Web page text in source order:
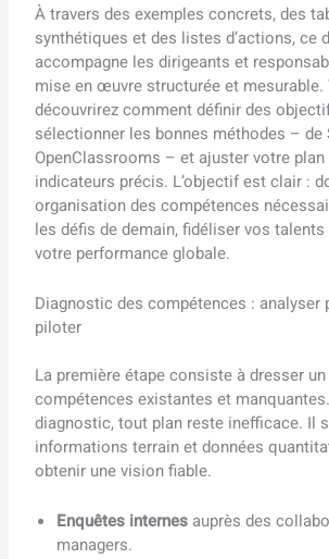
À travers des exemples concrets, des
synthétiques et des listes d’actions, ce
accompagne les dirigeants et
mise en œuvre structurée et mesurable.
découvrirez comment définir des
sélectionner les bonnes méthodes –
OpenClassrooms – et ajuster votre plan
indicateurs précis. L’objectif est clair :
organisation des compétences
les défis de demain, fidéliser vos
votre performance globale.
Diagnostic des compétences : analyser
piloter
La première étape consiste à dresser
compétences existantes et
diagnostic, tout plan reste inefficace. Il
informations terrain et données
obtenir une vision fiable.
Enquêtes internes auprès des
managers.